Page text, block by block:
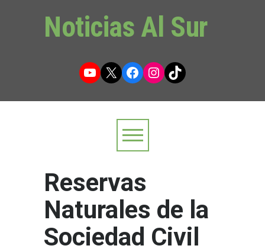
Noticias Al Sur
YouTube
X Facebook
Instagram
TikTok
Reservas
Naturales de la
Sociedad Civil